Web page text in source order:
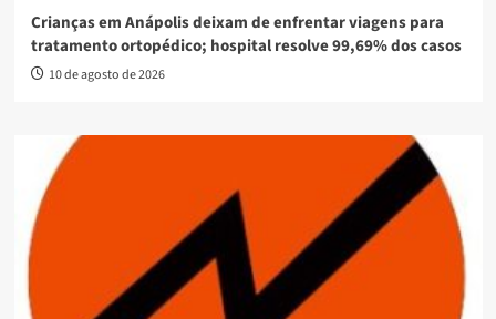
Crianças em Anápolis deixam de enfrentar viagens para
tratamento ortopédico; hospital resolve 99,69% dos casos
10 de agosto de 2026